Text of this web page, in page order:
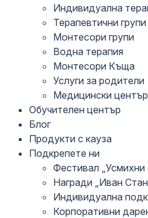
Индивидуална
Терапевтични
Монтесори групи
Водна терапия
Монтесори Къща
Услуги за родители
Медицински център
Обучителен център
Блог
Продукти с кауза
Подкрепете ни
Фестивал „Усмихни
Награди „Иван
Индивидуална
Корпоративни